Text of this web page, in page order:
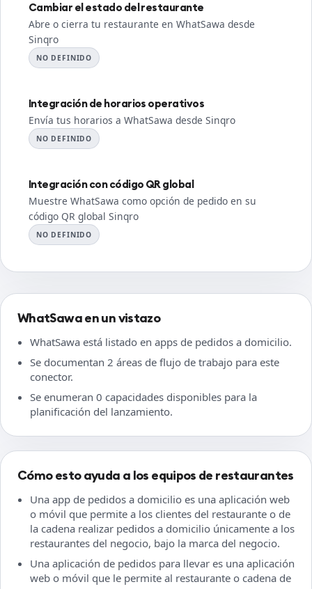
Cambiar el estado del restaurante
Abre o cierra tu restaurante en WhatSawa desde
Sinqro
NO DEFINIDO
Integración de horarios operativos
Envía tus horarios a WhatSawa desde Sinqro
NO DEFINIDO
Integración con código QR global
Muestre WhatSawa como opción de pedido en su
código QR global Sinqro
NO DEFINIDO
WhatSawa en un vistazo
WhatSawa está listado en apps de pedidos a domicilio.
Se documentan 2 áreas de flujo de trabajo para este
conector.
Se enumeran 0 capacidades disponibles para la
planificación del lanzamiento.
Cómo esto ayuda a los equipos de restaurantes
Una app de pedidos a domicilio es una aplicación web
o móvil que permite a los clientes del restaurante o de
la cadena realizar pedidos a domicilio únicamente a los
restaurantes del negocio, bajo la marca del negocio.
Una aplicación de pedidos para llevar es una aplicación
web o móvil que le permite al restaurante o cadena de